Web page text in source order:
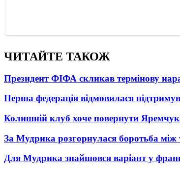
ЧИТАЙТЕ ТАКОЖ
Президент ФІФА скликав термінову
Перша федерація відмовилася
Колишній клуб хоче повернути
За Мудрика розгорнулася боротьба
Для Мудрика знайшовся варіант у